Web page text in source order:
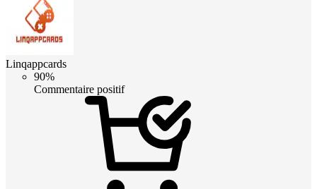
Linqappcards
90%
Commentaire positif